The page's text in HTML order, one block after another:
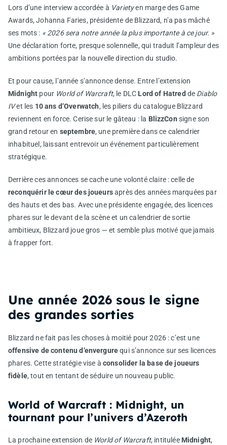
Lors d’une interview accordée à Varietyen marge des Game
Awards, Johanna Faries, présidente de Blizzard, n’a pas mâché
ses mots : « 2026 sera notre année la plus importante à ce jour. »
Une déclaration forte, presque solennelle, qui traduit l’ampleur des
ambitions portées par la nouvelle direction du studio.
Et pour cause, l’année s’annonce dense. Entre l’extension
Midnight pour World of Warcraft, le DLC Lord of Hatred de Diablo
IVet les 10 ans d’Overwatch, les piliers du catalogue Blizzard
reviennent en force. Cerise sur le gâteau : la BlizzCon signe son
grand retour en septembre, une première dans ce calendrier
inhabituel, laissant entrevoir un événement particulièrement
stratégique.
Derrière ces annonces se cache une volonté claire : celle de
reconquérir le cœur des joueursaprès des années marquées par
des hauts et des bas. Avec une présidente engagée, des licences
phares sur le devant de la scène et un calendrier de sortie
ambitieux, Blizzard joue gros — et semble plus motivé que jamais
à frapper fort.
Une année 2026 sous le signe
des grandes sorties
Blizzard ne fait pas les choses à moitié pour 2026 : c’est une
offensive de contenu d’envergurequi s’annonce sur ses licences
phares. Cette stratégie vise à consolider la base de joueurs
fidèle, tout en tentant de séduire un nouveau public.
World of Warcraft : Midnight, un
tournant pour l’univers d’Azeroth
La prochaine extension de World of Warcraft, intitulée Midnight,